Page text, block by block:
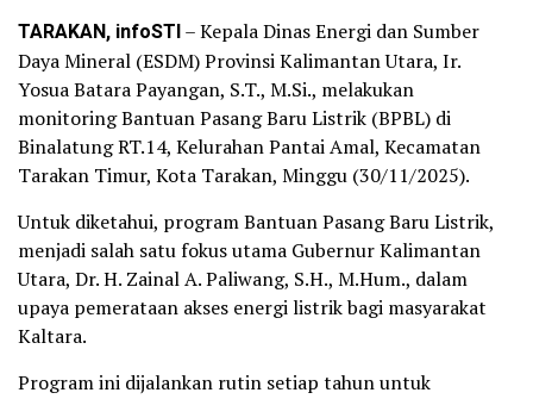
TARAKAN, infoSTI– Kepala Dinas Energi dan Sumber
Daya Mineral (ESDM) Provinsi Kalimantan Utara, Ir.
Yosua Batara Payangan, S.T., M.Si., melakukan
monitoring Bantuan Pasang Baru Listrik (BPBL) di
Binalatung RT.14, Kelurahan Pantai Amal, Kecamatan
Tarakan Timur, Kota Tarakan, Minggu (30/11/2025).
Untuk diketahui, program Bantuan Pasang Baru Listrik,
menjadi salah satu fokus utama Gubernur Kalimantan
Utara, Dr. H. Zainal A. Paliwang, S.H., M.Hum., dalam
upaya pemerataan akses energi listrik bagi masyarakat
Kaltara.
Program ini dijalankan rutin setiap tahun untuk